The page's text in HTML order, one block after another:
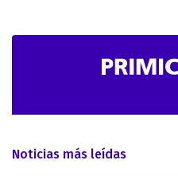
Noticias más leídas